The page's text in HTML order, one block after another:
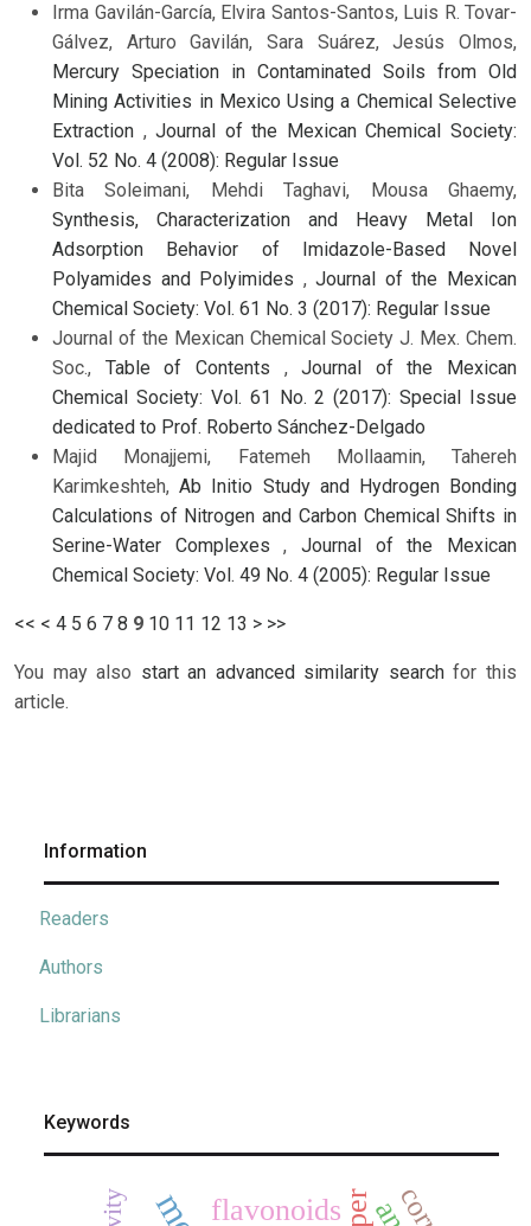
Irma Gavilán-García, Elvira Santos-Santos, Luis R. Tovar-
Gálvez, Arturo Gavilán, Sara Suárez, Jesús Olmos,
Mercury Speciation in Contaminated Soils from Old
Mining Activities in Mexico Using a Chemical Selective
Extraction ,Journal of the Mexican Chemical Society:
Vol. 52 No. 4 (2008): Regular Issue
Bita Soleimani, Mehdi Taghavi, Mousa Ghaemy,
Synthesis, Characterization and Heavy Metal Ion
Adsorption Behavior of Imidazole-Based Novel
Polyamides and Polyimides ,Journal of the Mexican
Chemical Society: Vol. 61 No. 3 (2017): Regular Issue
Journal of the Mexican Chemical Society J. Mex. Chem.
Soc., Table of Contents ,Journal of the Mexican
Chemical Society: Vol. 61 No. 2 (2017): Special Issue
dedicated to Prof. Roberto Sánchez-Delgado
Majid Monajjemi, Fatemeh Mollaamin, Tahereh
Karimkeshteh,Ab Initio Study and Hydrogen Bonding
Calculations of Nitrogen and Carbon Chemical Shifts in
Serine-Water Complexes,Journal of the Mexican
Chemical Society: Vol. 49 No. 4 (2005): Regular Issue
<< < 4 5 6 7 8 9 10 11 12 13 > >>
You may also start an advanced similarity searchfor this
article.
Information
Readers
Authors
Librarians
Keywords
flavonoids